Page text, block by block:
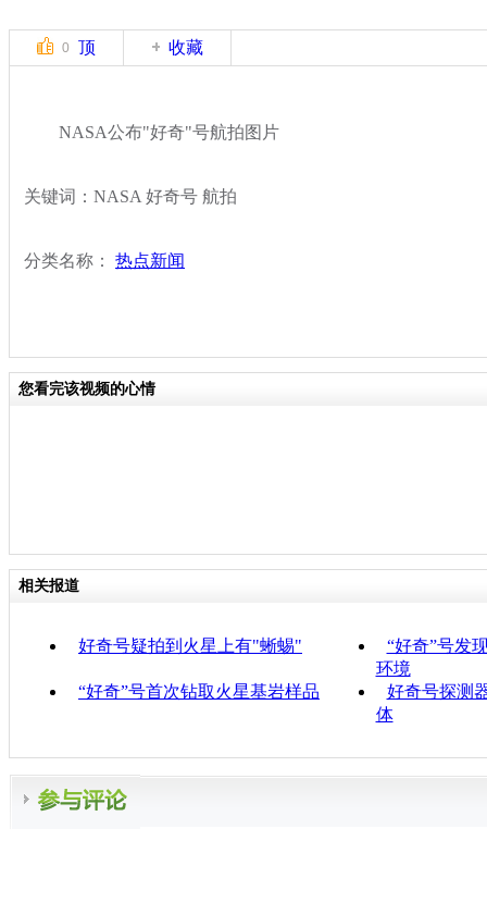
0 顶 收藏
NASA公布"好奇"号航拍图片
关键词：NASA 好奇号 航拍
分类名称： 热点新闻
您看完该视频的心情
相关报道
好奇号疑拍到火星上有"蜥蜴"
“好奇”号发
环境
“好奇”号首次钻取火星基岩样品
好奇号探测
体